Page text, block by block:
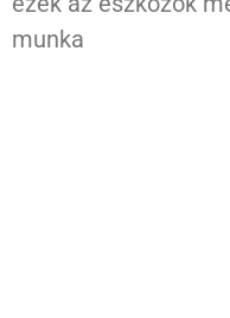
munka